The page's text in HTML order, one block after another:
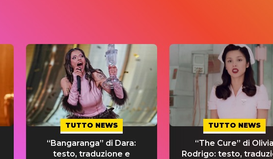
TUTTO NEWS
“Bangaranga” di Dara:
testo, traduzione e
TUTTO NEWS
“The Cure” di Olivia
Rodrigo: testo,